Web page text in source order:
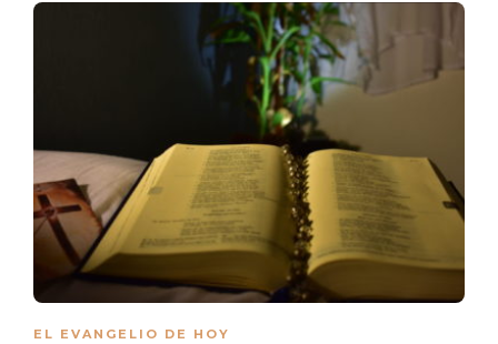
EL EVANGELIO DE HOY